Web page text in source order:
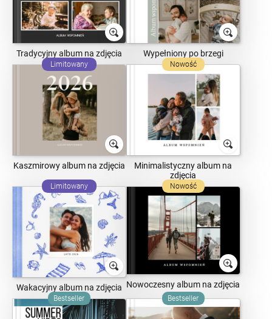
Tradycyjny album na zdjęcia Wypełniony po brzegi
Limitowany
Kaszmirowy album na zdjęcia
Nowość
Minimalistyczny album na
zdjęcia
Limitowany
Wakacyjny album na zdjęcia
Nowość
Nowoczesny album na zdjęcia
Bestseller Bestseller